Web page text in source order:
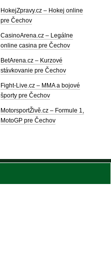
HokejZpravy.cz – Hokej online
pre Čechov
CasinoArena.cz – Legálne
online casina pre Čechov
BetArena.cz – Kurzové
stávkovanie pre Čechov
Fight-Live.cz – MMA a bojové
športy pre Čechov
MotorsportŽivě.cz – Formule 1,
MotoGP pre Čechov